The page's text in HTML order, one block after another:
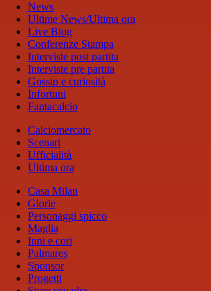
News
Ultime News/Ultima ora
Live Blog
Conferenze Stampa
Interviste post partita
Interviste pre partita
Gossip e curiosità
Infortuni
Fantacalcio
Calciomercato
Scenari
Ufficialità
Ultima ora
Casa Milan
Glorie
Personaggi spicco
Maglia
Inni e cori
Palmares
Sponsor
Progetti